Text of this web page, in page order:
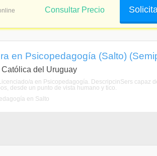
Consultar Precio
en Psicopedagogía (Salto)
del Uruguay
a en Psicopedagogía. DescripcinSers capaz
desde un punto de vista humano y tico.
en Salto